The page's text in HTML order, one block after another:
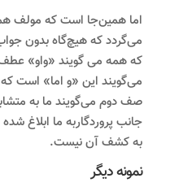
اما همین‌جا است که مولف
می‌گردد که هیچ‌گاه بدون
که همه می گویند «واو»
می‌گویند این «و اما» است
صف دوم می‌گویند ما به
جانب پروردگاربه ما ابلاغ
به کشف آن نیست.
نمونه دیگر